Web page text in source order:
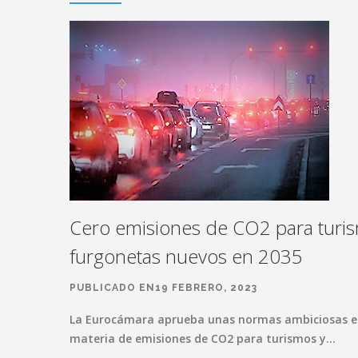
Cero emisiones de CO2 para
furgonetas nuevos en 2035
PUBLICADO EN19 FEBRERO, 2023
La Eurocámara aprueba unas normas ambiciosas
materia de emisiones de CO2 para turismos y…